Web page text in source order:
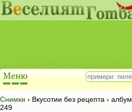
Снимки › Вкусотии без рецепта › албум
249